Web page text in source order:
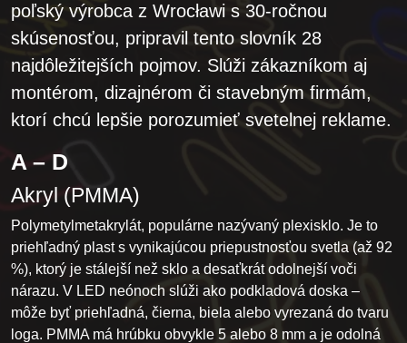
poľský výrobca z Wrocławi s 30-ročnou
skúsenosťou, pripravil tento slovník 28
najdôležitejších pojmov. Slúži zákazníkom aj
montérom, dizajnérom či stavebným firmám,
ktorí chcú lepšie porozumieť svetelnej reklame.
A – D
Akryl (PMMA)
Polymetylmetakrylát, populárne nazývaný plexisklo. Je to
priehľadný plast s vynikajúcou priepustnosťou svetla (až 92
%), ktorý je stálejší než sklo a desaťkrát odolnejší voči
nárazu. V LED neónoch slúži ako podkladová doska –
môže byť priehľadná, čierna, biela alebo vyrezaná do tvaru
loga. PMMA má hrúbku obvykle 5 alebo 8 mm a je odolná